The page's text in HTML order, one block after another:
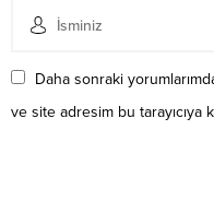
Daha sonraki
ve site adresim bu tarayıcıya